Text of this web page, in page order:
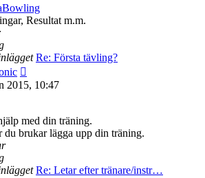
Resultat m.m.
Re: Första tävling?
till
det
inlägget
2015, 10:47
med din träning.
du brukar lägga upp din träning.
Re: Letar efter tränare/instr…